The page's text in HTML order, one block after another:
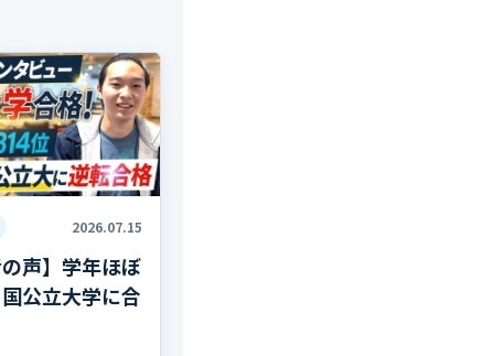
2026.07.15
声】学年ほぼ
公立大学に合